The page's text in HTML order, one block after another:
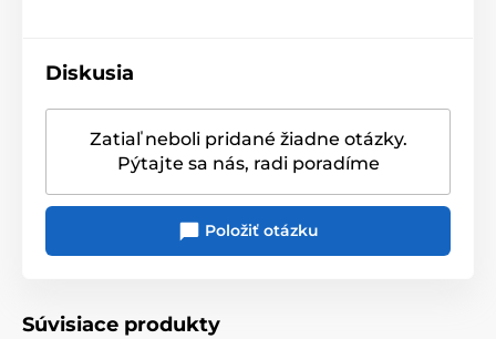
Diskusia
Zatiaľ neboli pridané žiadne otázky.
Pýtajte sa nás, radi poradíme
Položiť otázku
Súvisiace produkty